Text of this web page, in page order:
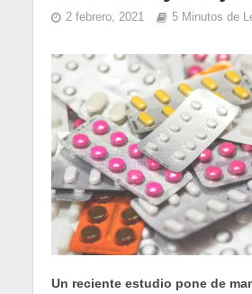
2 febrero, 2021 5 Minutos de
Un reciente estudio pone de